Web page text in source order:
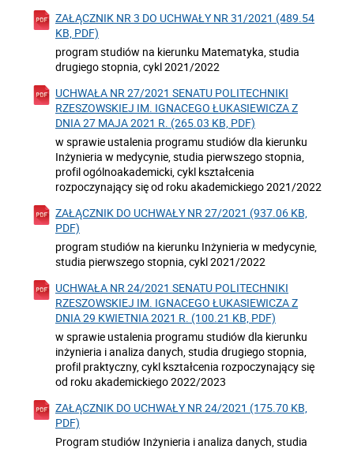
ZAŁĄCZNIK NR 3 DO UCHWAŁY NR 31/2021 (489.54
KB, PDF)
program studiów na kierunku Matematyka, studia
drugiego stopnia, cykl 2021/2022
UCHWAŁA NR 27/2021 SENATU POLITECHNIKI
RZESZOWSKIEJ IM. IGNACEGO ŁUKASIEWICZA Z
DNIA 27 MAJA 2021 R. (265.03 KB, PDF)
w sprawie ustalenia programu studiów dla kierunku
Inżynieria w medycynie, studia pierwszego stopnia,
profil ogólnoakademicki, cykl kształcenia
rozpoczynający się od roku akademickiego 2021/2022
ZAŁĄCZNIK DO UCHWAŁY NR 27/2021 (937.06 KB,
PDF)
program studiów na kierunku Inżynieria w medycynie,
studia pierwszego stopnia, cykl 2021/2022
UCHWAŁA NR 24/2021 SENATU POLITECHNIKI
RZESZOWSKIEJ IM. IGNACEGO ŁUKASIEWICZA Z
DNIA 29 KWIETNIA 2021 R. (100.21 KB, PDF)
w sprawie ustalenia programu studiów dla kierunku
inżynieria i analiza danych, studia drugiego stopnia,
profil praktyczny, cykl kształcenia rozpoczynający się
od roku akademickiego 2022/2023
ZAŁĄCZNIK DO UCHWAŁY NR 24/2021 (175.70 KB,
PDF)
Program studiów Inżynieria i analiza danych, studia